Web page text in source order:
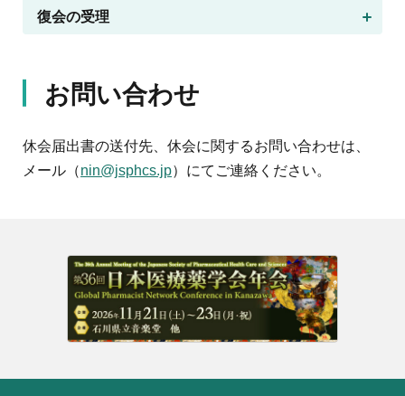
復会の受理
お問い合わせ
休会届出書の送付先、休会に関するお問い合わせは、
メール（nin@jsphcs.jp）にてご連絡ください。